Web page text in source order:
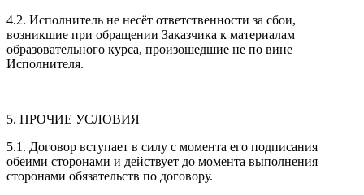
4.2. Исполнитель не несёт ответственности за сбои,
возникшие при обращении Заказчика к материалам
образовательного курса, произошедшие не по вине
Исполнителя.
5. ПРОЧИЕ УСЛОВИЯ
5.1. Договор вступает в силу с момента его подписания
обеими сторонами и действует до момента выполнения
сторонами обязательств по договору.